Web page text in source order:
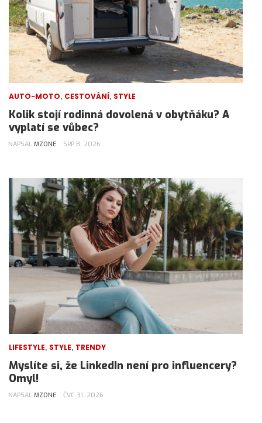
AUTO-MOTO, CESTOVÁNÍ, STYLE
Kolik stojí rodinná dovolená v obytňáku? A
vyplatí se vůbec?
NAPSAL MZONE SRP 8, 2026
LIFESTYLE, STYLE, TRENDY
Myslíte si, že LinkedIn není pro influencery?
Omyl!
NAPSAL MZONE ČVC 31, 2026